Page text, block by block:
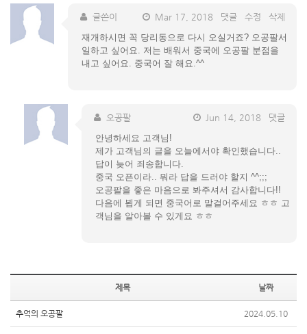
글쓴이 Mar 17, 2018 댓글 수정
삭제
재개하시면 꼭 당리동으로 다시 오실거죠? 오공팔서
일하고 싶어요. 저는 배워서 중국에 오공팔 분점을
내고 싶어요. 중국어 잘 해요.^^
오공팔 Jun 14, 2018
댓글
안녕하세요 고객님!
제가 고객님의 글을 오늘에서야 확인했습니다..
답이 늦어 죄송합니다.
중국 오픈이라.. 뭐라 답을 드러야 할지 ^^;;;
오공팔을 좋은 마음으로 봐주셔서 감사합니다!!
다음에 뵙게 되면 중국어로 말걸어주세요 ㅎㅎ 고
객님을 알아볼 수 있게요 ㅎㅎ
제목 날짜
추억의 오공팔 2024.05.10